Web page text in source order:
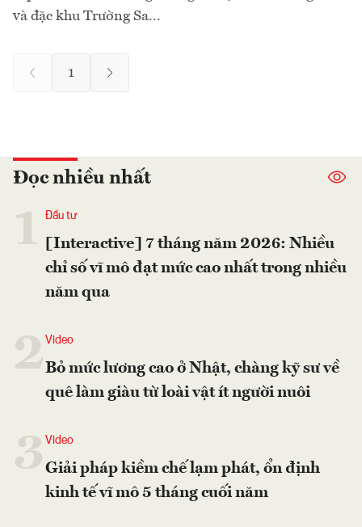
và đặc khu Trường Sa...
1
Đọc nhiều nhất
Đầu tư
[Interactive] 7 tháng năm 2026: Nhiều
chỉ số vĩ mô đạt mức cao nhất trong nhiều
năm qua
2Video
Bỏ mức lương cao ở Nhật, chàng kỹ sư về
quê làm giàu từ loài vật ít người nuôi
Video
Giải pháp kiềm chế lạm phát, ổn định
kinh tế vĩ mô 5 tháng cuối năm